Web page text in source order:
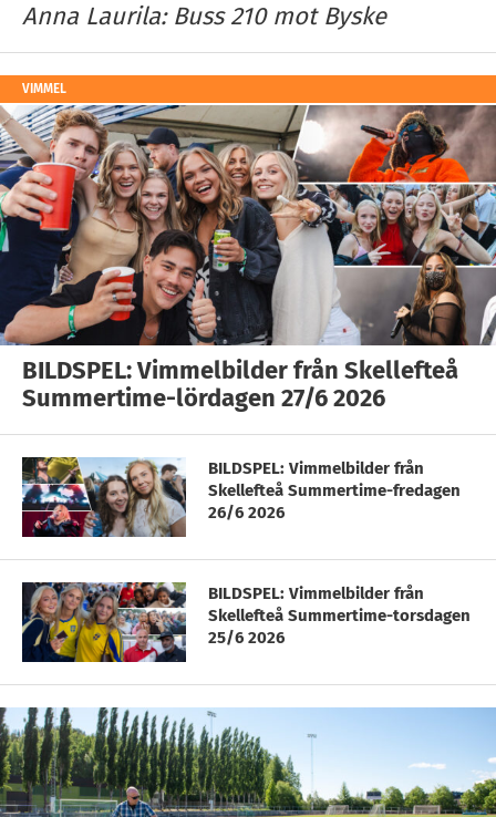
Anna Laurila: Buss 210 mot Byske
VIMMEL
BILDSPEL: Vimmelbilder från Skellefteå
Summertime-lördagen 27/6 2026
BILDSPEL: Vimmelbilder från
Skellefteå Summertime-fredagen
26/6 2026
BILDSPEL: Vimmelbilder från
Skellefteå Summertime-torsdagen
25/6 2026